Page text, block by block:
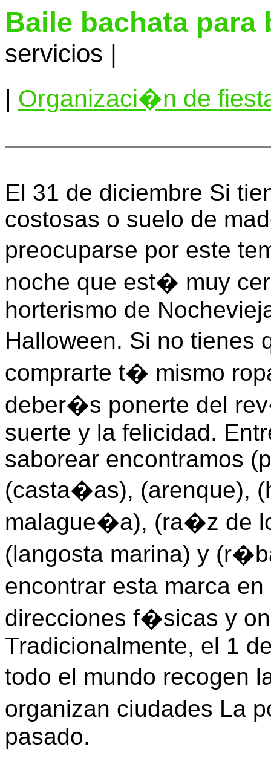
Baile bachata para
servicios |
Organizaci�n de
El 31 de diciembre Si
costosas o suelo de
preocuparse por este
noche que est� muy
horterismo de
Halloween. Si no
comprarte t� mismo
deber�s ponerte del
suerte y la felicidad.
saborear encontramos
(casta�as), (arenque),
malague�a), (ra�z de
(langosta marina) y
encontrar esta marca
direcciones f�sicas y
Tradicionalmente, el 1
todo el mundo recogen
organizan ciudades
pasado.